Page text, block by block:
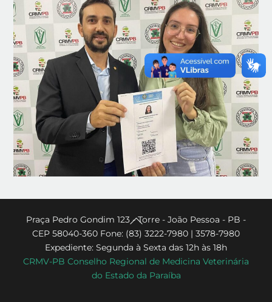
Back
To
Top
Praça Pedro Gondim 123 - Torre - João Pessoa - PB -
CEP 58040-360 Fone: (83) 3222-7980 | 3578-7980
Expediente: Segunda à Sexta das 12h às 18h
CRMV-PB Conselho Regional de Medicina Veterinária
do Estado da Paraíba